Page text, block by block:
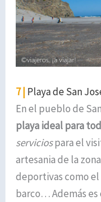
7 | Playa de San
En el pueblo de
playa ideal para
serviciospara el
artesania de la
deportivas como
barco… Además